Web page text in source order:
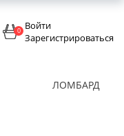
0 Войти
Зарегистрироваться
ЛОМБАРД